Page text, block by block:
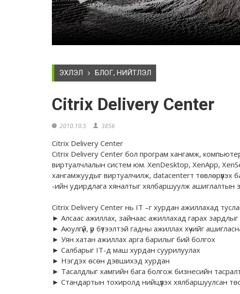
ЭХЛЭЛ БЛОГ, НИЙТЛЭЛ
Citrix Delivery Center
2010.10.5 3856
Citrix Delivery Center
Citrix Delivery Center бол програм хангамж,
виртуалчлалын систем юм. XenDesktop, XenApp,
хангамжуудыг виртуалчилж, datacenterт
-ийн удирдлага хяналтыг хялбаршуулж ашиглалтын
Citrix Delivery Center нь IT –г хурдан ажиллахад
► Алсаас ажиллах, зайнаас ажиллахад гарах зардлыг
► Аюулгүй, үр бүтээлтэй гадны ажиллах хүчийг
► Уян хатан ажиллах арга барилыг бий болгох
► Салбарыг IT-д маш хурдан суурилуулах
► Нэгдэх өсөн дэвшихэд хурдан
► Тасалдлыг хамгийн бага болгож бизнесийн
► Стандартын тохиролд нийцүүлэх хялбаршуулсан